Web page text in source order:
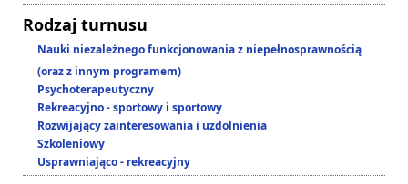
Rodzaj turnusu
Nauki niezależnego funkcjonowania z niepełnosprawnością
(oraz z innym programem)
Psychoterapeutyczny
Rekreacyjno - sportowy i sportowy
Rozwijający zainteresowania i uzdolnienia
Szkoleniowy
Usprawniająco - rekreacyjny